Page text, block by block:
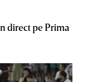
direct pe Prima